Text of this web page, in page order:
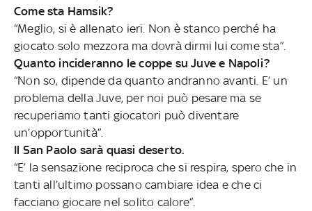
Come sta Hamsik?
“Meglio, si è allenato ieri. Non è stanco perché ha
giocato solo mezzora ma dovrà dirmi lui come sta”.
Quanto incideranno le coppe su Juve e Napoli?
“Non so, dipende da quanto andranno avanti. E’ un
problema della Juve, per noi può pesare ma se
recuperiamo tanti giocatori può diventare
un’opportunità”.
Il San Paolo sarà quasi deserto.
“E’ la sensazione reciproca che si respira, spero che in
tanti all’ultimo possano cambiare idea e che ci
facciano giocare nel solito calore”.